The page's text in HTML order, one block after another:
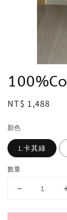
Regular
NT$ 1,488
顏色
1.卡其綠
數量